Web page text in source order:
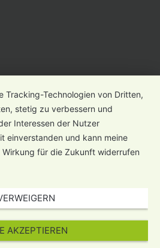
Tracking-Technologien von Dritten,
stetig zu verbessern und
Interessen der Nutzer
einverstanden und kann meine
für die Zukunft widerrufen
AKZEPTIEREN